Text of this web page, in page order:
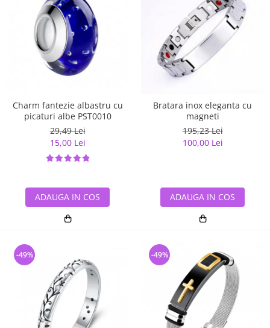
Charm fantezie albastru cu
picaturi albe PST0010
29,49 Lei
15,00 Lei
ADAUGA IN COS
Bratara inox eleganta cu
magneti
195,23 Lei
100,00 Lei
ADAUGA IN COS
-49% -49%